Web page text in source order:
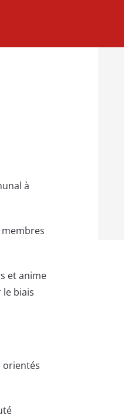
à
membres
et anime
biais
orientés